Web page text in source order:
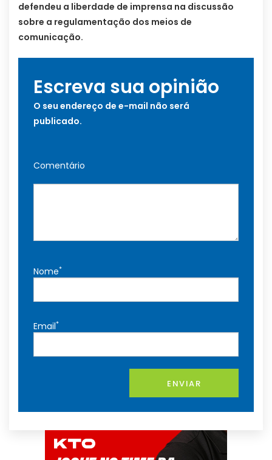
defendeu a liberdade de imprensa na discussão
sobre a regulamentação dos meios de
comunicação.
Escreva sua opinião
O seu endereço de e-mail não será
publicado.
Comentário
Nome*
Email*
ENVIAR